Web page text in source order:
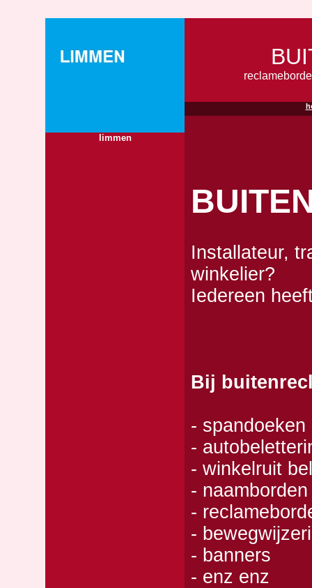
limmen
Installateur,
winkelier?
Iedereen
Bij
- spandoeken
-
- winkelruit
- naamborden
-
-
- banners
- enz enz